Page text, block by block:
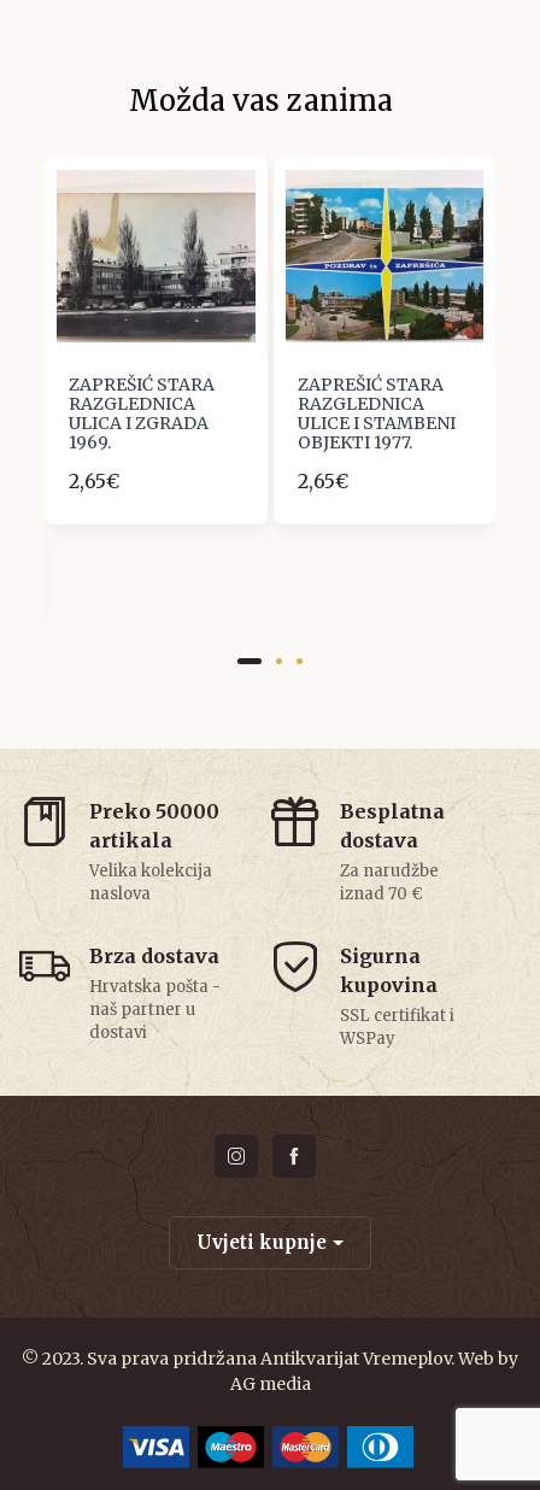
Možda vas zanima
ZAPREŠIĆ STARA
RAZGLEDNICA
ULICA I ZGRADA
1969.
2,65€
ZAPREŠIĆ STARA
RAZGLEDNICA
ULICE I STAMBENI
OBJEKTI 1977.
2,65€
Preko 50000
artikala
Velika kolekcija
naslova
Besplatna
dostava
Za narudžbe
iznad 70 €
Brza dostava
Hrvatska pošta -
naš partner u
dostavi
Sigurna
kupovina
SSL certifikat i
WSPay
Uvjeti kupnje
© 2023. Sva prava pridržana Antikvarijat Vremeplov. Web by
AG media